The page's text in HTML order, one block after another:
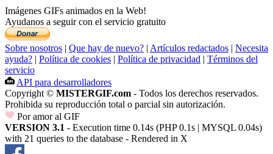
Imágenes GIFs animados en la Web!
Ayudanos a seguir con el servicio gratuito
Sobre nosotros | Que hay de nuevo? | Artículos redactados | Necesita
ayuda? | Política de cookies | Política de privacidad | Términos del
servicio
API para desarrolladores
Copyright © MISTERGIF.com - Todos los derechos reservados.
Prohibida su reproducción total o parcial sin autorización.
Por amor al GIF
VERSION 3.1 - Execution time 0.14s (PHP 0.1s | MYSQL 0.04s)
with 21 queries to the database - Rendered in X